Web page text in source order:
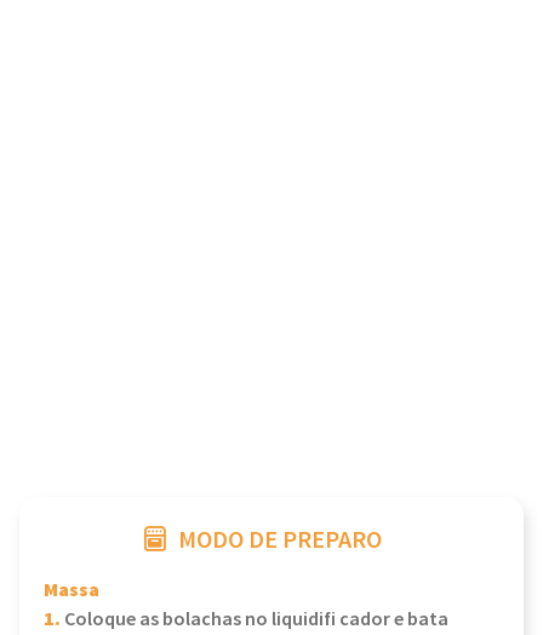
MODO DE PREPARO
Massa
1. Coloque as bolachas no liquidifi cador e bata